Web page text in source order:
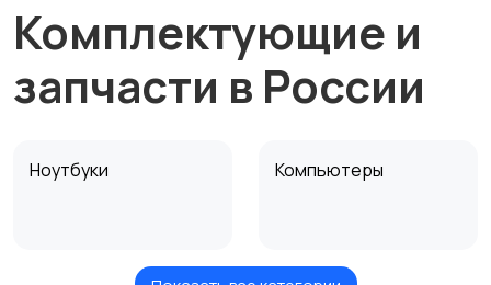
Комплектующие и
запчасти в России
Ноутбуки Компьютеры